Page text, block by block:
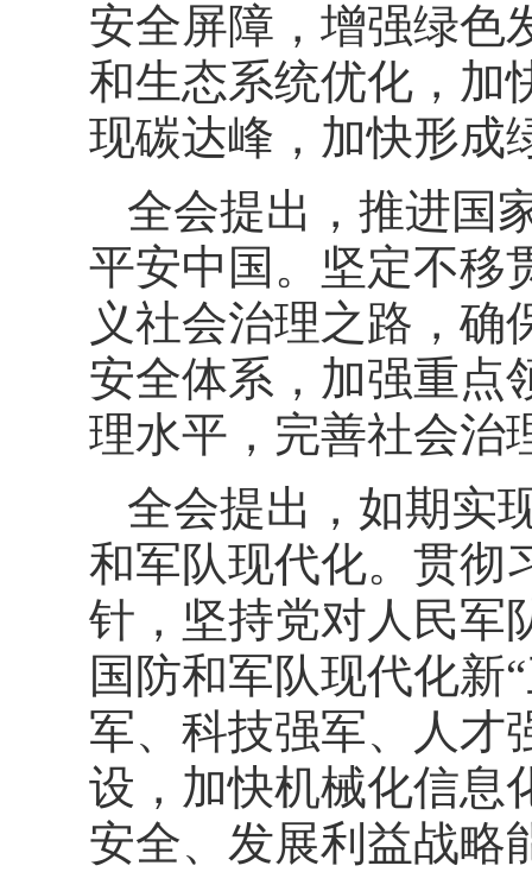
安全屏障，增强绿色
和生态系统优化，加
现碳达峰，加快形成
全会提出，推进国
平安中国。坚定不移
义社会治理之路，确
安全体系，加强重点
理水平，完善社会治
全会提出，如期实
和军队现代化。贯彻
针，坚持党对人民军
国防和军队现代化新
军、科技强军、人才
设，加快机械化信息
安全、发展利益战略